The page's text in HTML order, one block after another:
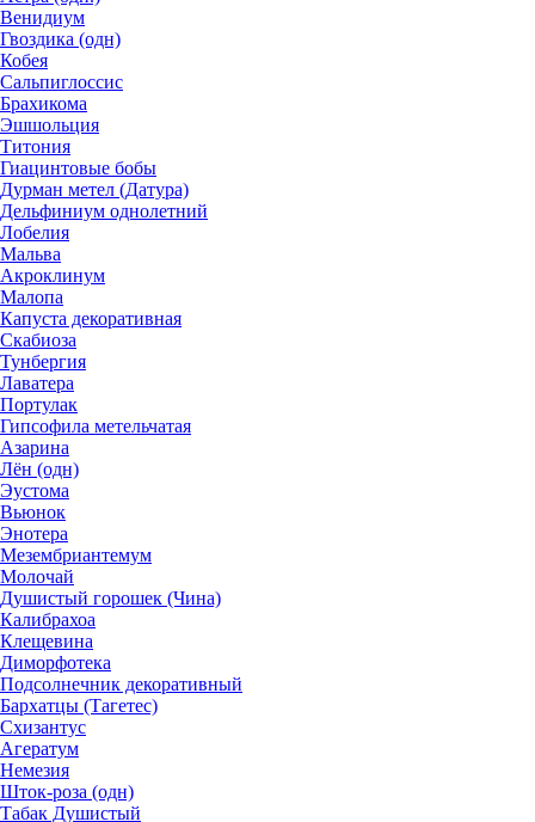
Венидиум
Гвоздика (одн)
Кобея
Сальпиглоссис
Брахикома
Эшшольция
Титония
Гиацинтовые бобы
Дурман метел (Датура)
Дельфиниум однолетний
Лобелия
Мальва
Акроклинум
Малопа
Капуста декоративная
Скабиоза
Тунбергия
Лаватера
Портулак
Гипсофила метельчатая
Азарина
Лён (одн)
Эустома
Вьюнок
Энотера
Мезембриантемум
Молочай
Душистый горошек (Чина)
Калибрахоа
Клещевина
Диморфотека
Подсолнечник декоративный
Бархатцы (Тагетес)
Схизантус
Агератум
Немезия
Шток-роза (одн)
Табак Душистый